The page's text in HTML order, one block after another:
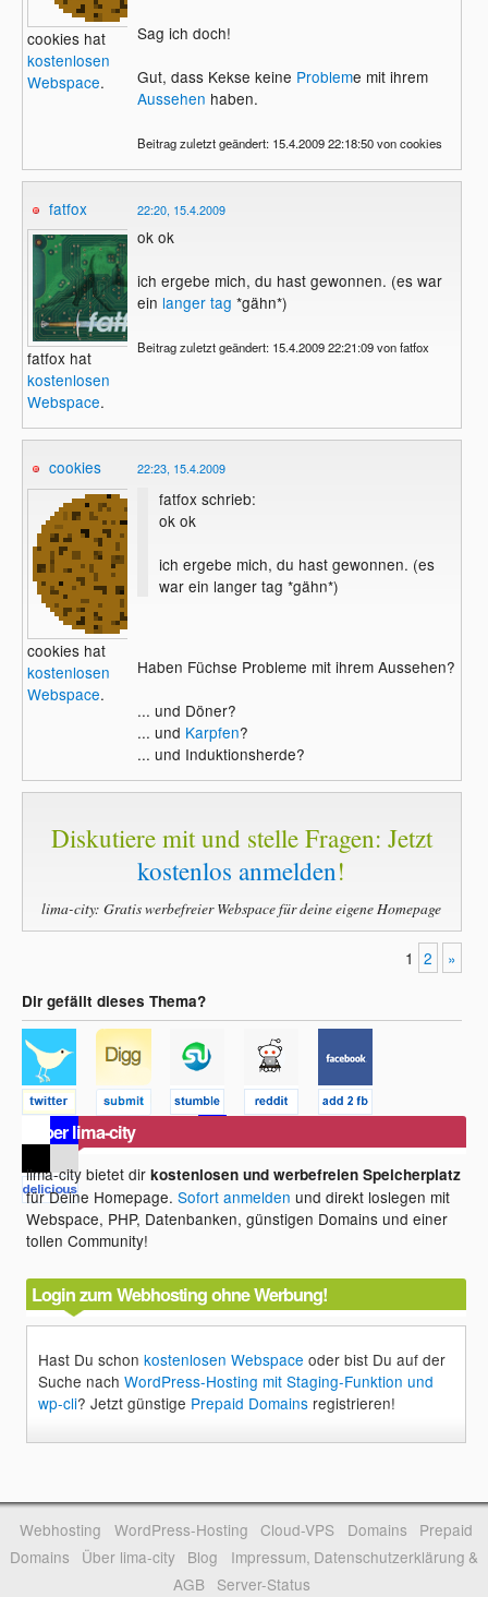
cookies hat
kostenlosen
Webspace.
Sag ich doch!
Gut, dass Kekse keine Probleme mit ihrem
Aussehen haben.
Beitrag zuletzt geändert: 15.4.2009 22:18:50 von cookies
fatfox
fatfox hat
kostenlosen
Webspace.
22:20, 15.4.2009
ok ok
ich ergebe mich, du hast gewonnen. (es war
ein langer tag *gähn*)
Beitrag zuletzt geändert: 15.4.2009 22:21:09 von fatfox
cookies
cookies hat
kostenlosen
Webspace.
22:23, 15.4.2009
fatfox schrieb:
ok ok
ich ergebe mich, du hast gewonnen. (es
war ein langer tag *gähn*)
Haben Füchse Probleme mit ihrem Aussehen?
... und Döner?
... und Karpfen?
... und Induktionsherde?
Diskutiere mit und stelle Fragen: Jetzt
kostenlos anmelden!
lima-city: Gratis werbefreier Webspace für deine eigene Homepage
1 2 »
Dir gefällt dieses Thema?
Über lima-city
lima-city bietet dirkostenlosen und werbefreien Speicherplatz
für Deine Homepage.Sofort anmelden und direkt loslegen mit
Webspace, PHP, Datenbanken, günstigen Domains und einer
tollen Community!
Login zum Webhosting ohne Werbung!
Hast Du schonkostenlosen Webspace oder bist Du auf der
Suche nachWordPress-Hosting mit Staging-Funktion und
wp-cli? Jetzt günstige Prepaid Domains registrieren!
Webhosting WordPress-Hosting Cloud-VPS Domains
Prepaid
Domains
Über lima-city Blog
Impressum, Datenschutzerklärung &
AGB
Server-Status